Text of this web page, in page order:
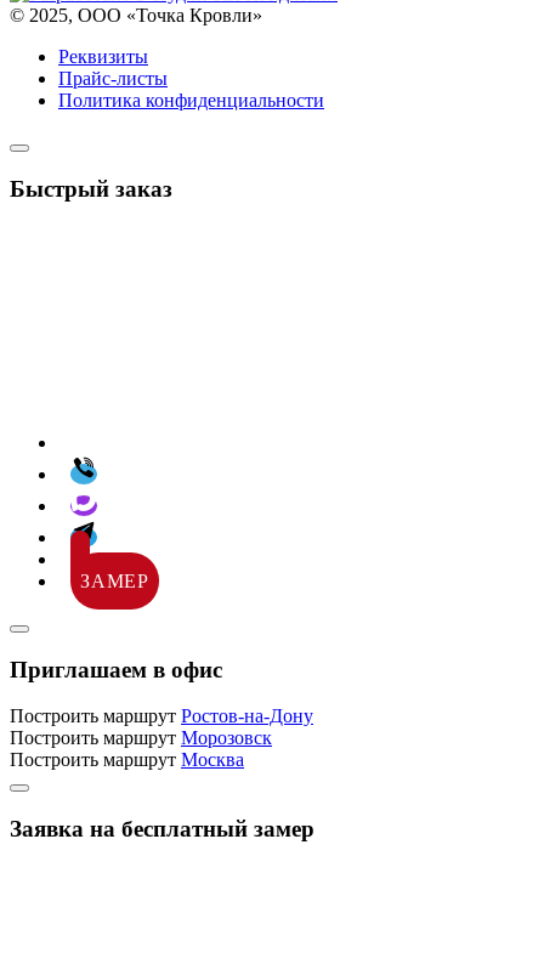
© 2025, ООО «Точка Кровли»
Реквизиты
Прайс-листы
Политика конфиденциальности
Быстрый заказ
ЗАМЕР
Приглашаем в офис
Построить маршрут Ростов-на-Дону
Построить маршрут Морозовск
Построить маршрут Москва
Заявка на бесплатный замер